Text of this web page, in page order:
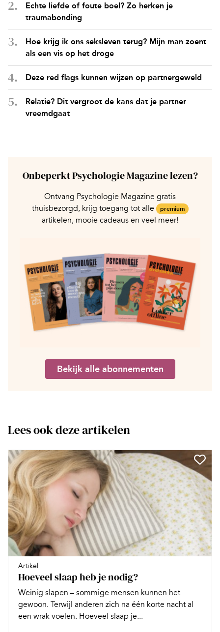
Echte liefde of foute boel? Zo herken je
traumabonding
Hoe krijg ik ons seksleven terug? Mijn man zoent
als een vis op het droge
Deze red flags kunnen wijzen op partnergeweld
Relatie? Dit vergroot de kans dat je partner
vreemdgaat
Onbeperkt Psychologie Magazine lezen?
Ontvang Psychologie Magazine gratis
thuisbezorgd, krijg toegang tot alle
premium
artikelen, mooie cadeaus en veel meer!
Bekijk alle abonnementen
Lees ook deze artikelen
Artikel
Hoeveel slaap heb je nodig?
Weinig slapen – sommige mensen kunnen het
gewoon. Terwijl anderen zich na één korte nacht al
een wrak voelen. Hoeveel slaap je...